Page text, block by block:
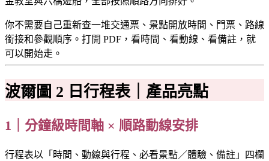
你不需要自己重新查一堆交通票、景點開放時間、門票、路線
銜接和參觀順序。打開 PDF，看時間、看動線、看備註，就
可以開始走。
波爾圖 2 日行程表｜產品亮點
1｜分鐘級時間軸 × 順路動線安排
行程表以「時間、動線與行程、必看景點／體驗、備註」四欄